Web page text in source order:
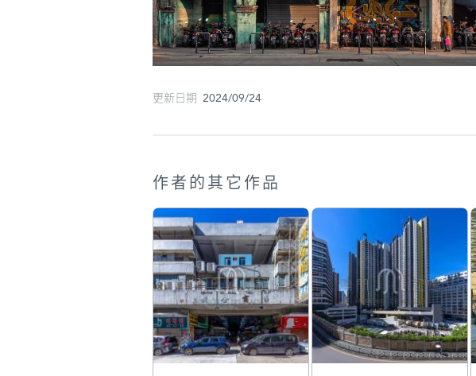
更新日期 2024/09/24
作者的其它作品